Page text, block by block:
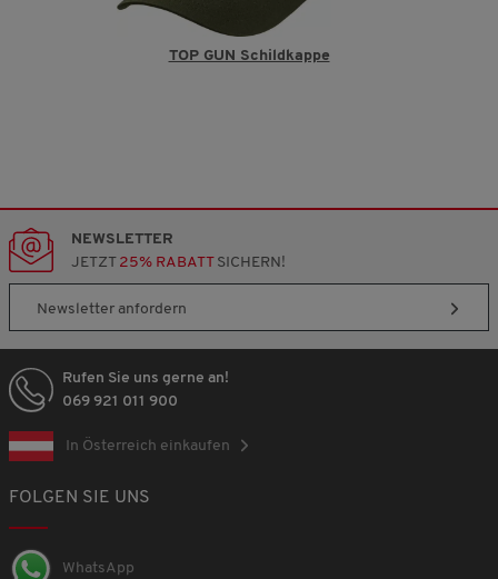
TOP GUN Schildkappe
NEWSLETTER
JETZT 25% RABATTSICHERN!
Newsletter anfordern
Rufen Sie uns gerne an!
069 921 011 900
In Österreich einkaufen
FOLGEN SIE UNS
WhatsApp